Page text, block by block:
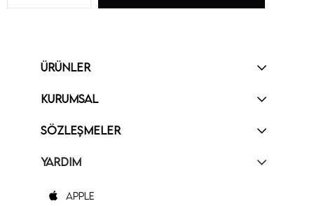
ÜRÜNLER
KURUMSAL
SÖZLEŞMELER
YARDIM
Apple